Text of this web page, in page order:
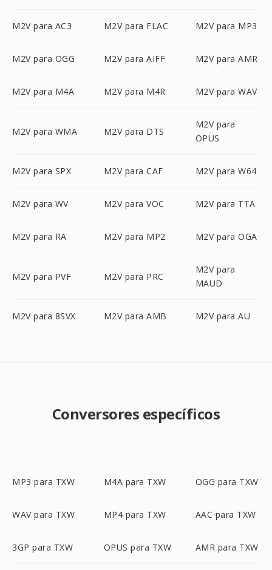
M2V para AC3 M2V para FLAC M2V para MP3
M2V para OGG M2V para AIFF M2V para AMR
M2V para M4A M2V para M4R M2V para WAV
M2V para WMA M2V para DTS
M2V para
OPUS
M2V para SPX M2V para CAF M2V para W64
M2V para WV M2V para VOC M2V para TTA
M2V para RA M2V para MP2 M2V para OGA
M2V para PVF M2V para PRC
M2V para
MAUD
M2V para 8SVX M2V para AMB M2V para AU
Conversores específicos
MP3 para TXW M4A para TXW OGG para TXW
WAV para TXW MP4 para TXW AAC para TXW
3GP para TXW OPUS para TXW AMR para TXW